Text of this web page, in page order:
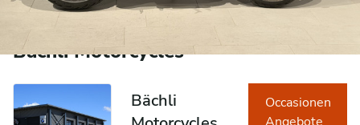
Weitere Angebote von Händler
Bächli Motorcycles
Bächli
Occasionen